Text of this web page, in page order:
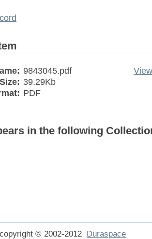
9843045.pdf
Size: 39.29Kb
PDF
in the following
copyright © 2002-2012 Duraspace